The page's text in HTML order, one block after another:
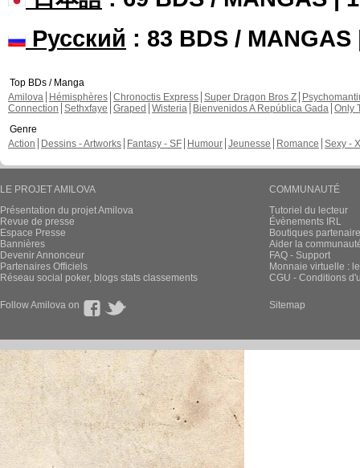
Русский : 83 BDS / MANGAS
Top BDs / Manga
Amilova
Hémisphères Chronoctis Express Super Dragon Bros Z
Connection Sethxfaye Graped Wisteria Bienvenidos A República Gada Only
Genre
Action
Dessins - Artworks Fantasy - SF Humour Jeunesse Romance Sexy -
LE PROJET AMILOVA
Présentation du projet Amilova
Revue de presse
Espace Presse
Bannières
Devenir Annonceur
Partenaires Officiels
Réseau social poker, blogs stats classements
COMMUNAUTÉ
Tutoriel du lecteur
Évènements IRL
Boutiques
Aider la
FAQ - Support
Monnaie virtuelle :
CGU - Conditions
Follow Amilova on Sitemap